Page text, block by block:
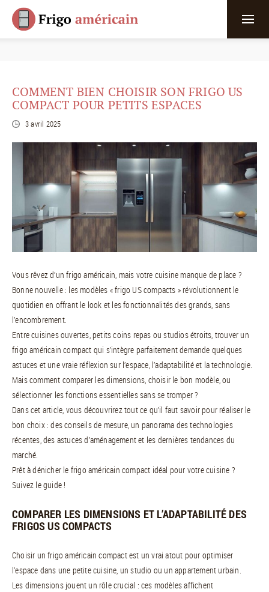
COMMENT BIEN CHOISIR SON FRIGO US
COMPACT POUR PETITS ESPACES
3 avril 2025
Vous rêvez d’un frigo américain, mais votre cuisine manque de place ?
Bonne nouvelle : les modèles « frigo US compacts » révolutionnent le
quotidien en offrant le look et les fonctionnalités des grands, sans
l’encombrement.
Entre cuisines ouvertes, petits coins repas ou studios étroits, trouver un
frigo américain compact qui s’intègre parfaitement demande quelques
astuces et une vraie réflexion sur l’espace, l’adaptabilité et la technologie.
Mais comment comparer les dimensions, choisir le bon modèle, ou
sélectionner les fonctions essentielles sans se tromper ?
Dans cet article, vous découvrirez tout ce qu’il faut savoir pour réaliser le
bon choix : des conseils de mesure, un panorama des technologies
récentes, des astuces d’aménagement et les dernières tendances du
marché.
Prêt à dénicher le frigo américain compact idéal pour votre cuisine ?
Suivez le guide !
COMPARER LES DIMENSIONS ET L’ADAPTABILITÉ DES
FRIGOS US COMPACTS
Choisir un frigo américain compact est un vrai atout pour optimiser
l’espace dans une petite cuisine, un studio ou un appartement urbain.
Les dimensions jouent un rôle crucial : ces modèles affichent